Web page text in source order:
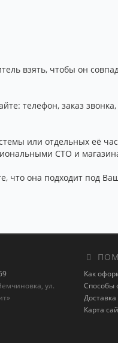
взять, чтобы он
телефон, заказ
или отдельных её
СТО и
что она подходит под
ул.
Как
Способы
Доставка
Карта